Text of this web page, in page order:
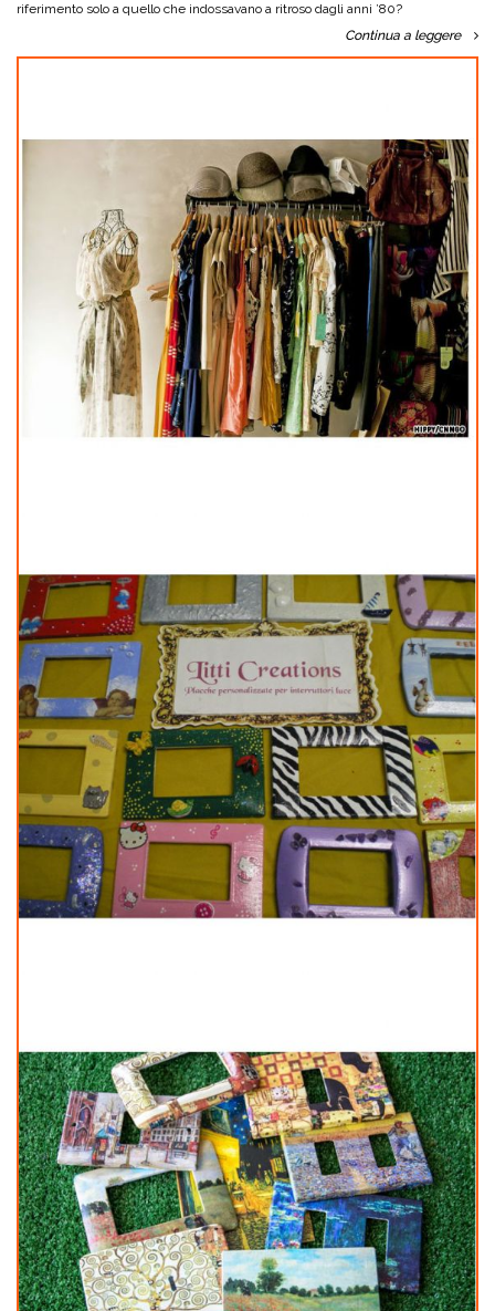
riferimento solo a quello che indossavano a ritroso dagli anni ’80?
Continua a leggere